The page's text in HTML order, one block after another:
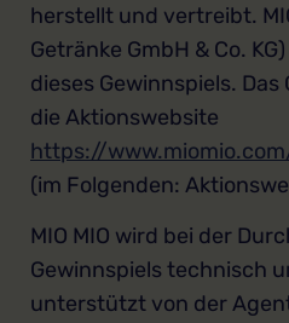
herstellt und vertreibt.
Getränke GmbH & Co.
dieses Gewinnspiels.
die Aktionswebsite
https://
(im Folgenden:
MIO MIO wird bei der
Gewinnspiels technisch
unterstützt von der